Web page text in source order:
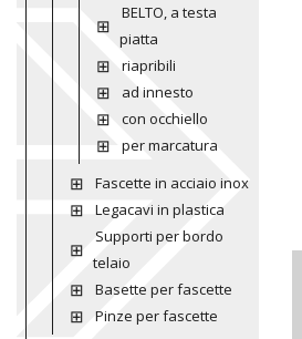
BELTO, a testa
piatta
riapribili
ad innesto
con occhiello
per marcatura
Fascette in acciaio inox
Legacavi in plastica
Supporti per bordo
telaio
Basette per fascette
Pinze per fascette